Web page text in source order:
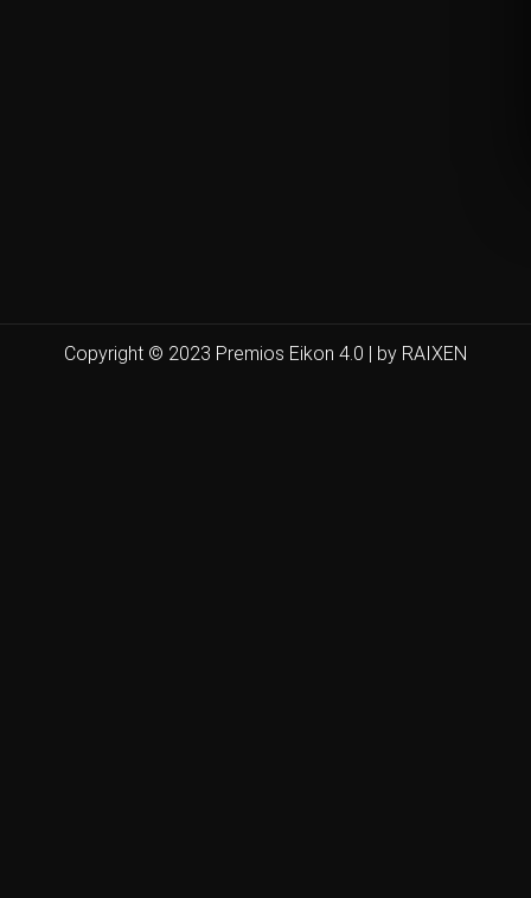
Copyright © 2023 Premios Eikon 4.0 | by RAIXEN